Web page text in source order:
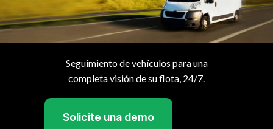
Seguimiento de vehículos para una
completa visión de su flota, 24/7.
Solicite una demo
Empiece hoy